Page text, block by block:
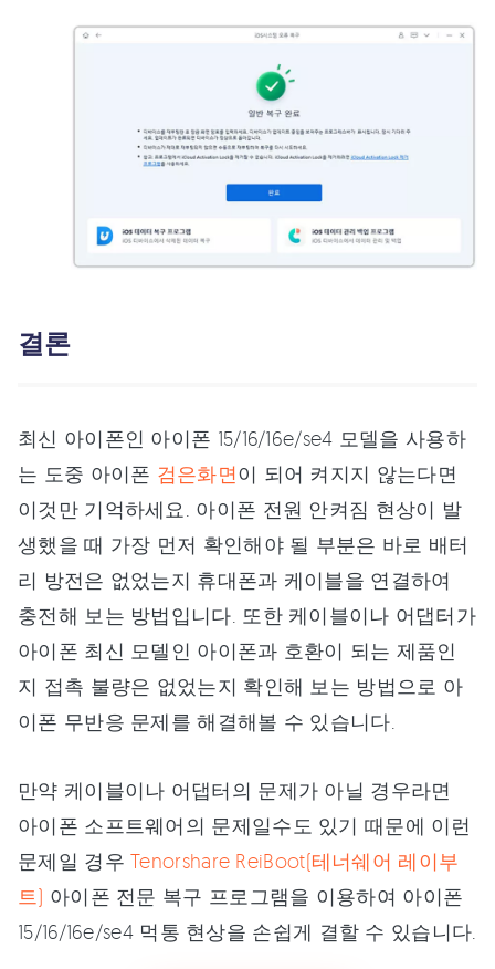
결론
최신 아이폰인 아이폰 15/16/16e/se4 모델을 사용하
는 도중 아이폰 검은화면이 되어 켜지지 않는다면
이것만 기억하세요. 아이폰 전원 안켜짐 현상이 발
생했을 때 가장 먼저 확인해야 될 부분은 바로 배터
리 방전은 없었는지 휴대폰과 케이블을 연결하여
충전해 보는 방법입니다. 또한 케이블이나 어댑터가
아이폰 최신 모델인 아이폰과 호환이 되는 제품인
지 접촉 불량은 없었는지 확인해 보는 방법으로 아
이폰 무반응 문제를 해결해볼 수 있습니다.
만약 케이블이나 어댑터의 문제가 아닐 경우라면
아이폰 소프트웨어의 문제일수도 있기 때문에 이런
문제일 경우Tenorshare ReiBoot(테너쉐어 레이부
트) 아이폰 전문 복구 프로그램을 이용하여 아이폰
15/16/16e/se4 먹통 현상을 손쉽게 결할 수 있습니다.